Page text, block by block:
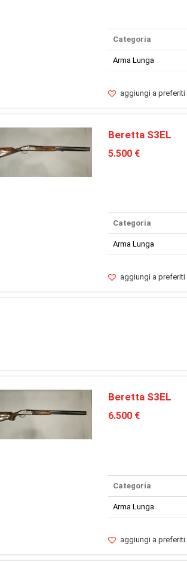
Categoria
Arma Lunga
aggiungi a preferiti
Beretta S3EL
5.500 €
Categoria
Arma Lunga
aggiungi a preferiti
Beretta S3EL
6.500 €
Categoria
Arma Lunga
aggiungi a preferiti